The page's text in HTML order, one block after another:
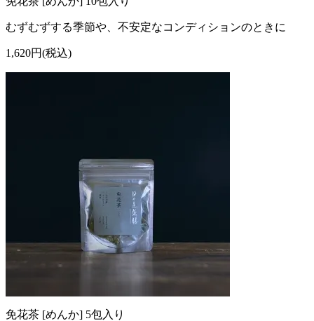
むずむずする季節や、不安定なコンディションのときに
1,620円(税込)
免花茶 [めんか] 5包入り